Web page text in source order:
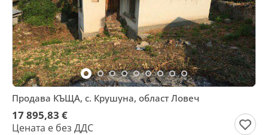
Продава КЪЩА, с. Крушуна, област Ловеч
17 895,83 €
Цената е без ДДС